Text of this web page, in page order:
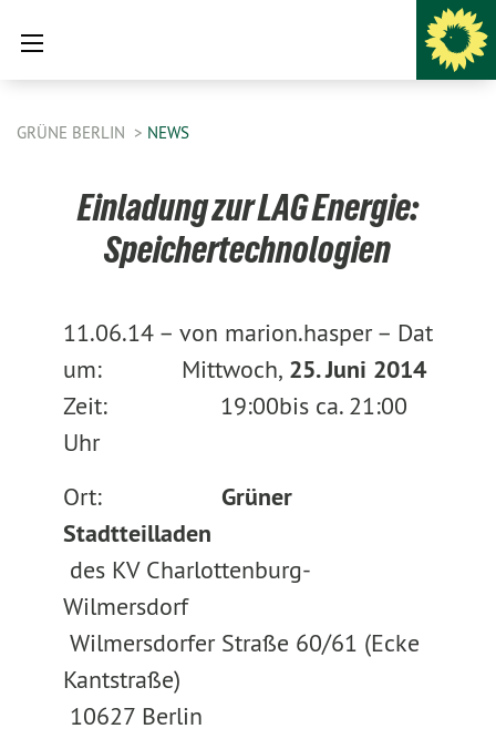
GRÜNE BERLIN NEWS
Einladung zur LAG Energie:
Speichertechnologien
11.06.14 – von marion.hasper – Dat
um: Mittwoch,25. Juni 2014
Zeit:
19:00bis ca. 21:00
Uhr
Ort: Grüner
Stadtteilladen
des KV Charlottenburg-
Wilmersdorf
Wilmersdorfer Straße 60/61 (Ecke
Kantstraße)
10627 Berlin